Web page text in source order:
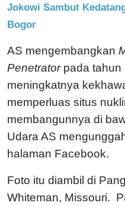
Jokowi Sambut
Bogor
AS mengembangkan
Penetratorpada tahun
meningkatnya
memperluas situs
membangunnya di
Udara AS
halaman Facebook.
Foto itu diambil di
Whiteman, Missouri.